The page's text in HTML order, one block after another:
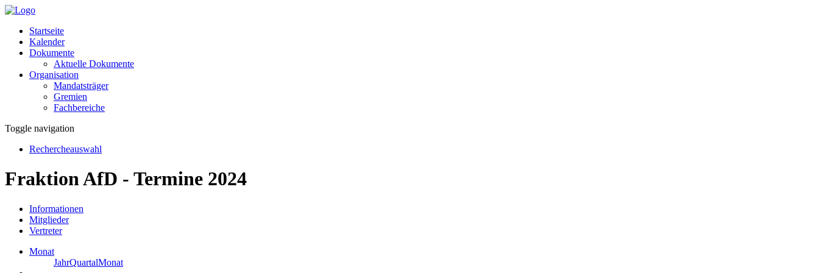
Startseite
Kalender
Dokumente
Aktuelle Dokumente
Organisation
Mandatsträger
Gremien
Fachbereiche
Toggle navigation
Rechercheauswahl
Fraktion AfD - Termine 2024
Informationen
Mitglieder
Vertreter
Monat
JahrQuartalMonat